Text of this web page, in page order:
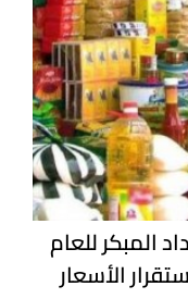
المبكر للعام
الأسعار